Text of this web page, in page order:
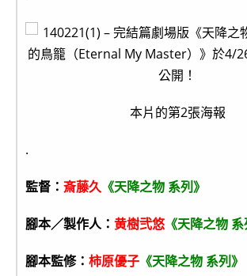
本片的第2張海報
.
監督： 斎藤久 《天降之物 系列》
腳本／製作人： 黄樹弐悠 《天降之物 系
腳本監修： 柿原優子 《天降之物 系列》